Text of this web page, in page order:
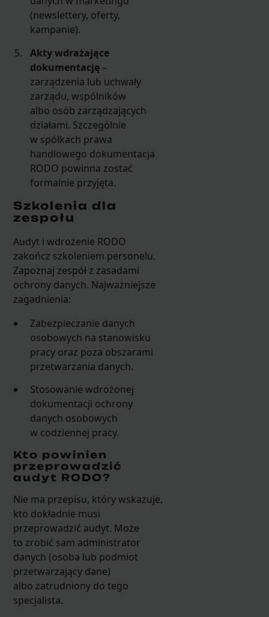
(newslettery, oferty,
kampanie).
Akty wdrażające
dokumentację –
zarządzenia lub uchwały
zarządu, wspólników
albo osób zarządzających
działami. Szczególnie
w spółkach prawa
handlowego dokumentacja
RODO powinna zostać
formalnie przyjęta.
Szkolenia dla
zespołu
Audyt i wdrożenie RODO
zakończ szkoleniem personelu.
Zapoznaj zespół z zasadami
ochrony danych. Najważniejsze
zagadnienia:
Zabezpieczanie danych
osobowych na stanowisku
pracy oraz poza obszarami
przetwarzania danych.
Stosowanie wdrożonej
dokumentacji ochrony
danych osobowych
w codziennej pracy.
Kto powinien
przeprowadzić
audyt RODO?
Nie ma przepisu, który wskazuje,
kto dokładnie musi
przeprowadzić audyt. Może
to zrobić sam administrator
danych (osoba lub podmiot
przetwarzający dane)
albo zatrudniony do tego
specjalista.